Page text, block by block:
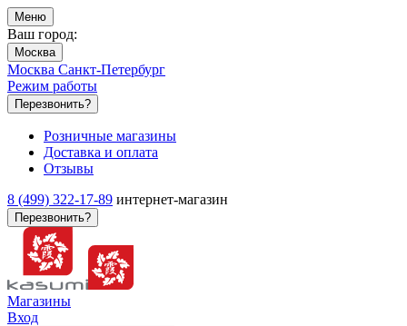
Меню
Ваш город:
Москва
Москва Санкт-Петербург
Режим работы
Перезвонить?
Розничные магазины
Доставка и оплата
Отзывы
8 (499) 322-17-89 интернет-магазин
Перезвонить?
Магазины
Вход